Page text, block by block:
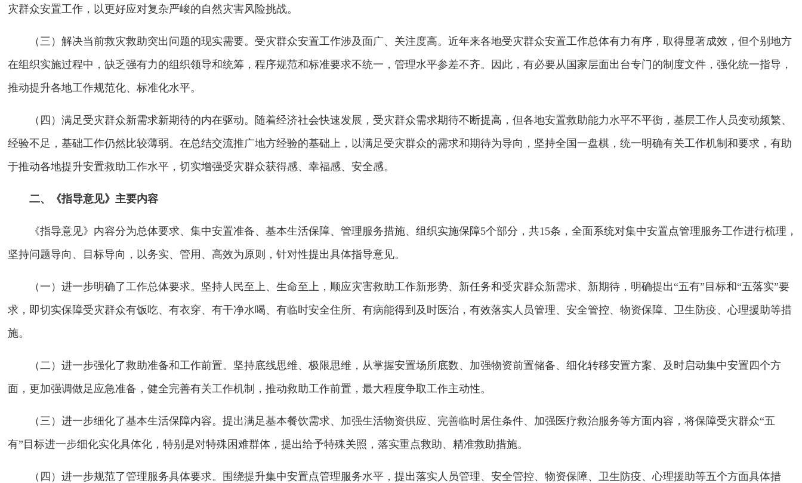
灾群众安置工作，以更好应对复杂严峻的自然灾害风险挑战。
（三）解决当前救灾救助突出问题的现实需要。受灾群众安置工作涉及面广、关注度高。近年来各地受灾群众安置工作总体有力有序，取得显著成效，但个别地方
在组织实施过程中，缺乏强有力的组织领导和统筹，程序规范和标准要求不统一，管理水平参差不齐。因此，有必要从国家层面出台专门的制度文件，强化统一指导，
推动提升各地工作规范化、标准化水平。
（四）满足受灾群众新需求新期待的内在驱动。随着经济社会快速发展，受灾群众需求期待不断提高，但各地安置救助能力水平不平衡，基层工作人员变动频繁、
经验不足，基础工作仍然比较薄弱。在总结交流推广地方经验的基础上，以满足受灾群众的需求和期待为导向，坚持全国一盘棋，统一明确有关工作机制和要求，有助
于推动各地提升安置救助工作水平，切实增强受灾群众获得感、幸福感、安全感。
二、《指导意见》主要内容
《指导意见》内容分为总体要求、集中安置准备、基本生活保障、管理服务措施、组织实施保障5个部分，共15条，全面系统对集中安置点管理服务工作进行梳理，
坚持问题导向、目标导向，以务实、管用、高效为原则，针对性提出具体指导意见。
（一）进一步明确了工作总体要求。坚持人民至上、生命至上，顺应灾害救助工作新形势、新任务和受灾群众新需求、新期待，明确提出“五有”目标和“五落实”要
求，即切实保障受灾群众有饭吃、有衣穿、有干净水喝、有临时安全住所、有病能得到及时医治，有效落实人员管理、安全管控、物资保障、卫生防疫、心理援助等措
施。
（二）进一步强化了救助准备和工作前置。坚持底线思维、极限思维，从掌握安置场所底数、加强物资前置储备、细化转移安置方案、及时启动集中安置四个方
面，更加强调做足应急准备，健全完善有关工作机制，推动救助工作前置，最大程度争取工作主动性。
（三）进一步细化了基本生活保障内容。提出满足基本餐饮需求、加强生活物资供应、完善临时居住条件、加强医疗救治服务等方面内容，将保障受灾群众“五
有”目标进一步细化实化具体化，特别是对特殊困难群体，提出给予特殊关照，落实重点救助、精准救助措施。
（四）进一步规范了管理服务具体要求。围绕提升集中安置点管理服务水平，提出落实人员管理、安全管控、物资保障、卫生防疫、心理援助等五个方面具体措